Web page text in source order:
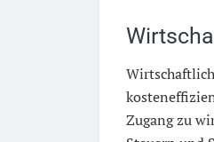
Zugang zu